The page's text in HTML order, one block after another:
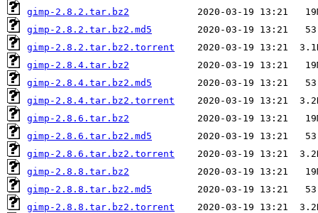
gimp-2.8.2.tar.bz2
gimp-2.8.2.tar.bz2.md5
gimp-2.8.2.tar.bz2.torrent
gimp-2.8.4.tar.bz2
gimp-2.8.4.tar.bz2.md5
gimp-2.8.4.tar.bz2.torrent
gimp-2.8.6.tar.bz2
gimp-2.8.6.tar.bz2.md5
gimp-2.8.6.tar.bz2.torrent
gimp-2.8.8.tar.bz2
gimp-2.8.8.tar.bz2.md5
gimp-2.8.8.tar.bz2.torrent